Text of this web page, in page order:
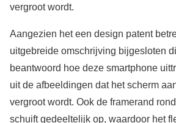
vergroot wordt.
Aangezien het een design patent
uitgebreide omschrijving bijgesloten
beantwoord hoe deze smartphone
uit de afbeeldingen dat het scherm
vergroot wordt. Ook de framerand
schuift gedeeltelijk op, waardoor het